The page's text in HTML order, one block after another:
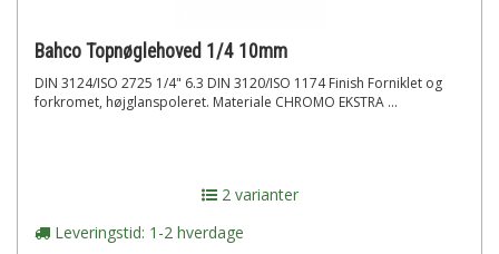
Bahco Topnøglehoved 1/4 10mm
DIN 3124/ISO 2725 1/4" 6.3 DIN 3120/ISO 1174 Finish Forniklet og
forkromet, højglanspoleret. Materiale CHROMO EKSTRA ...
2 varianter
Leveringstid: 1-2 hverdage